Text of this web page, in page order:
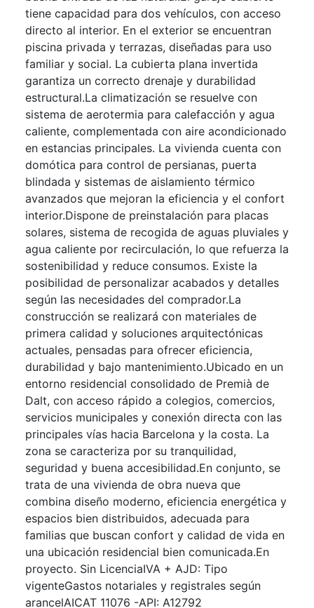
tiene capacidad para dos vehículos, con acceso
directo al interior. En el exterior se encuentran
piscina privada y terrazas, diseñadas para uso
familiar y social. La cubierta plana invertida
garantiza un correcto drenaje y durabilidad
estructural.La climatización se resuelve con
sistema de aerotermia para calefacción y agua
caliente, complementada con aire acondicionado
en estancias principales. La vivienda cuenta con
domótica para control de persianas, puerta
blindada y sistemas de aislamiento térmico
avanzados que mejoran la eficiencia y el confort
interior.Dispone de preinstalación para placas
solares, sistema de recogida de aguas pluviales y
agua caliente por recirculación, lo que refuerza la
sostenibilidad y reduce consumos. Existe la
posibilidad de personalizar acabados y detalles
según las necesidades del comprador.La
construcción se realizará con materiales de
primera calidad y soluciones arquitectónicas
actuales, pensadas para ofrecer eficiencia,
durabilidad y bajo mantenimiento.Ubicado en un
entorno residencial consolidado de Premià de
Dalt, con acceso rápido a colegios, comercios,
servicios municipales y conexión directa con las
principales vías hacia Barcelona y la costa. La
zona se caracteriza por su tranquilidad,
seguridad y buena accesibilidad.En conjunto, se
trata de una vivienda de obra nueva que
combina diseño moderno, eficiencia energética y
espacios bien distribuidos, adecuada para
familias que buscan confort y calidad de vida en
una ubicación residencial bien comunicada.En
proyecto. Sin LicenciaIVA + AJD: Tipo
vigenteGastos notariales y registrales según
arancelAICAT 11076 -API: A12792